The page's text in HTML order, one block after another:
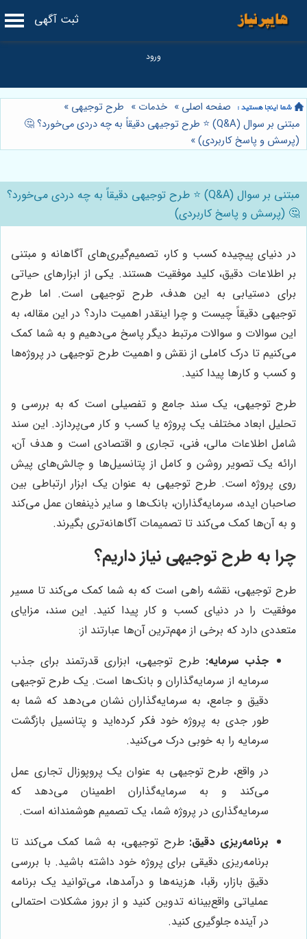
ثبت آگهی
صفحه اصلی » خدمات » طرح توجیهی »
مبتنی بر سوال (Q&A) ⭐️ طرح توجیهی دقیقاً به چه دردی می‌خورد؟ 🤔
(پرسش و پاسخ کاربردی)»
مبتنی بر سوال (Q&A) ⭐️ طرح توجیهی دقیقاً به چه دردی می‌خورد؟
🤔 (پرسش و پاسخ کاربردی)
در دنیای پیچیده کسب و کار، تصمیم‌گیری‌های آگاهانه و مبتنی
بر اطلاعات دقیق، کلید موفقیت هستند. یکی از ابزارهای حیاتی
برای دستیابی به این هدف، طرح توجیهی است. اما طرح
توجیهی دقیقاً چیست و چرا اینقدر اهمیت دارد؟ در این مقاله، به
این سوالات و سوالات مرتبط دیگر پاسخ می‌دهیم و به شما کمک
می‌کنیم تا درک کاملی از نقش و اهمیت طرح توجیهی در پروژه‌ها
و کسب و کارها پیدا کنید.
طرح توجیهی، یک سند جامع و تفصیلی است که به بررسی و
تحلیل ابعاد مختلف یک پروژه یا کسب و کار می‌پردازد. این سند
شامل اطلاعات مالی، فنی، تجاری و اقتصادی است و هدف آن،
ارائه یک تصویر روشن و کامل از پتانسیل‌ها و چالش‌های پیش
روی پروژه است. طرح توجیهی به عنوان یک ابزار ارتباطی بین
صاحبان ایده، سرمایه‌گذاران، بانک‌ها و سایر ذینفعان عمل می‌کند
و به آن‌ها کمک می‌کند تا تصمیمات آگاهانه‌تری بگیرند.
چرا به طرح توجیهی نیاز داریم؟
طرح توجیهی، نقشه راهی است که به شما کمک می‌کند تا مسیر
موفقیت را در دنیای کسب و کار پیدا کنید. این سند، مزایای
متعددی دارد که برخی از مهم‌ترین آن‌ها عبارتند از:
جذب سرمایه: طرح توجیهی، ابزاری قدرتمند برای جذب
سرمایه از سرمایه‌گذاران و بانک‌ها است. یک طرح توجیهی
دقیق و جامع، به سرمایه‌گذاران نشان می‌دهد که شما به
طور جدی به پروژه خود فکر کرده‌اید و پتانسیل بازگشت
سرمایه را به خوبی درک می‌کنید.
در واقع، طرح توجیهی به عنوان یک پروپوزال تجاری عمل
می‌کند و به سرمایه‌گذاران اطمینان می‌دهد که
سرمایه‌گذاری در پروژه شما، یک تصمیم هوشمندانه است.
برنامه‌ریزی دقیق: طرح توجیهی، به شما کمک می‌کند تا
برنامه‌ریزی دقیقی برای پروژه خود داشته باشید. با بررسی
دقیق بازار، رقبا، هزینه‌ها و درآمدها، می‌توانید یک برنامه
عملیاتی واقع‌بینانه تدوین کنید و از بروز مشکلات احتمالی
در آینده جلوگیری کنید.